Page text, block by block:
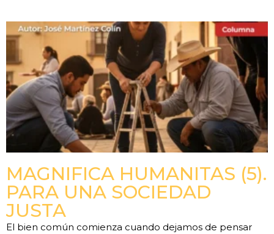
MAGNIFICA HUMANITAS (5).
PARA UNA SOCIEDAD
JUSTA
El bien común comienza cuando dejamos de pensar